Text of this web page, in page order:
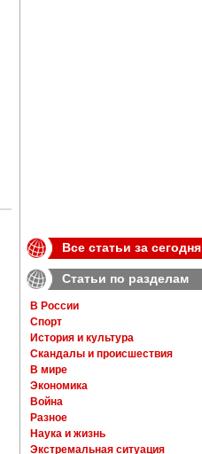
Все статьи за сегодня
Статьи по разделам
В России
Спорт
История и культура
Скандалы и происшествия
В мире
Экономика
Война
Разное
Наука и жизнь
Экстремальная ситуация